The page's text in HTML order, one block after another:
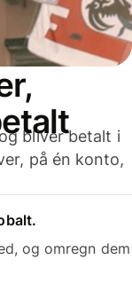
bliver betalt i
på én konto,
og omregn dem